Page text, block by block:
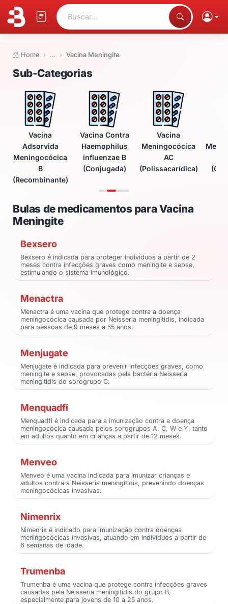
Buscar...
Home … Vacina Meningite
Bulas de medicamentos para
Sub-Categorias
Vacina
Adsorvida
Meningocócica
B
(Recombinante)
Vacina Contra
Haemophilus
influenzae B
(Conjugada)
Vacina
Meningocócica
AC
(Polissacarídica)
Bulas de medicamentos para Vacina
Meningite
Bexsero
Bexsero é indicada para proteger indivíduos a partir de 2
meses contra infecções graves como meningite e sepse,
estimulando o sistema imunológico.
Menactra
Menactra é uma vacina que protege contra a doença
meningocócica causada por Neisseria meningitidis, indicada
para pessoas de 9 meses a 55 anos.
Menjugate
Menjugate é indicada para prevenir infecções graves, como
meningite e sepse, provocadas pela bactéria Neisseria
meningitidis do sorogrupo C.
Menquadfi
Menquadfi é indicada para a imunização contra a doença
meningocócica causada pelos sorogrupos A, C, W e Y, tanto
em adultos quanto em crianças a partir de 12 meses.
Menveo
Menveo é uma vacina indicada para imunizar crianças e
adultos contra a Neisseria meningitidis, prevenindo doenças
meningocócicas invasivas.
Nimenrix
Nimenrix é indicado para imunização contra doenças
meningocócicas invasivas, atuando em indivíduos a partir de
6 semanas de idade.
Trumenba
Trumenba é uma vacina que protege contra infecções graves
causadas pela Neisseria meningitidis do grupo B,
especialmente para jovens de 10 a 25 anos.